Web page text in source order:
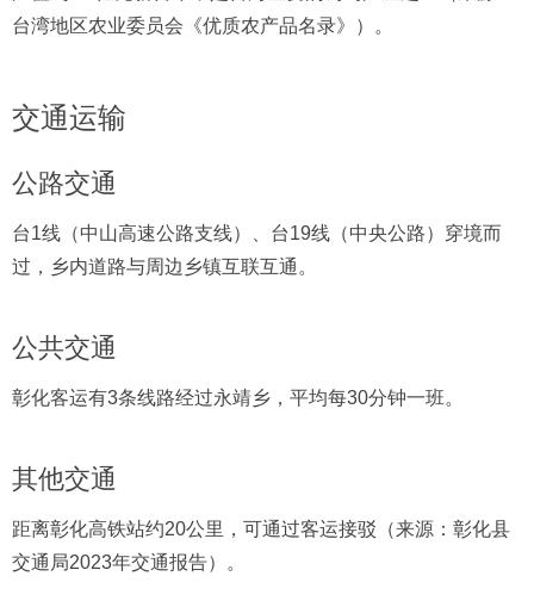
台湾地区农业委员会《优质农产品名录》）。
交通运输
公路交通
台1线（中山高速公路支线）、台19线（中央公路）穿境而
过，乡内道路与周边乡镇互联互通。
公共交通
彰化客运有3条线路经过永靖乡，平均每30分钟一班。
其他交通
距离彰化高铁站约20公里，可通过客运接驳（来源：彰化县
交通局2023年交通报告）。